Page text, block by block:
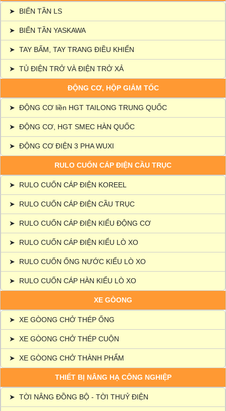
➤ BIẾN TẦN LS
➤ BIẾN TẦN YASKAWA
➤ TAY BẤM, TAY TRANG ĐIỀU KHIỂN
➤ TỦ ĐIỆN TRỞ VÀ ĐIỆN TRỞ XẢ
ĐỘNG CƠ, HỘP GIẢM TỐC
➤ ĐỘNG CƠ liền HGT TAILONG TRUNG QUỐC
➤ ĐỘNG CƠ, HGT SMEC HÀN QUỐC
➤ ĐỘNG CƠ ĐIỆN 3 PHA WUXI
RULO CUỐN CÁP ĐIỆN CẦU TRỤC
➤ RULO CUỐN CÁP ĐIỆN KOREEL
➤ RULO CUỐN CÁP ĐIỆN CẦU TRỤC
➤ RULO CUỐN CÁP ĐIỆN KIỂU ĐỘNG CƠ
➤ RULO CUỐN CÁP ĐIỆN KIỂU LÒ XO
➤ RULO CUỐN ỐNG NƯỚC KIỂU LÒ XO
➤ RULO CUỐN CÁP HÀN KIỂU LÒ XO
XE GÒONG
➤ XE GÒONG CHỞ THÉP ỐNG
➤ XE GÒONG CHỞ THÉP CUỘN
➤ XE GÒONG CHỞ THÀNH PHẨM
THIẾT BỊ NÂNG HẠ CÔNG NGHIỆP
➤ TỜI NÂNG ĐỒNG BỘ - TỜI THUỶ ĐIỆN